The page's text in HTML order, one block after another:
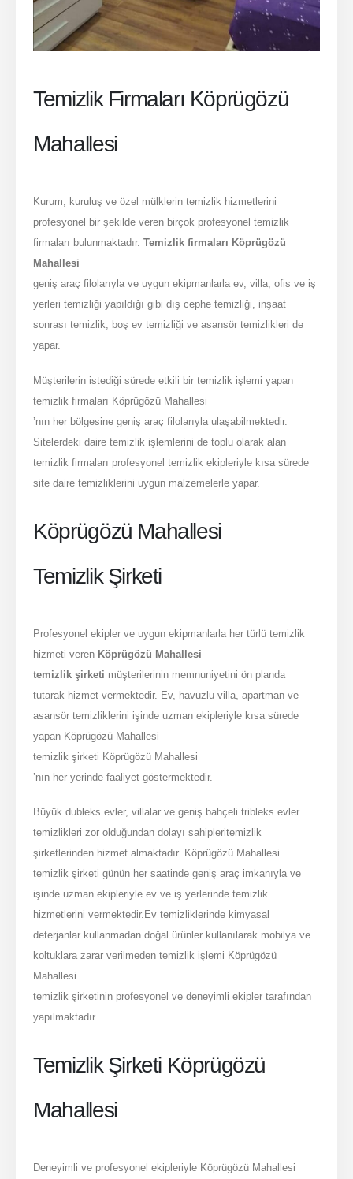
Temizlik Firmaları Köprügözü
Mahallesi
Kurum, kuruluş ve özel mülklerin temizlik hizmetlerini
profesyonel bir şekilde veren birçok profesyonel temizlik
firmaları bulunmaktadır.Temizlik firmaları Köprügözü
Mahallesi
geniş araç filolarıyla ve uygun ekipmanlarla ev, villa, ofis ve iş
yerleri temizliği yapıldığı gibi dış cephe temizliği, inşaat
sonrası temizlik, boş ev temizliği ve asansör temizlikleri de
yapar.
Müşterilerin istediği sürede etkili bir temizlik işlemi yapan
temizlik firmaları Köprügözü Mahallesi
’nın her bölgesine geniş araç filolarıyla ulaşabilmektedir.
Sitelerdeki daire temizlik işlemlerini de toplu olarak alan
temizlik firmaları profesyonel temizlik ekipleriyle kısa sürede
site daire temizliklerini uygun malzemelerle yapar.
Köprügözü Mahallesi
Temizlik Şirketi
Profesyonel ekipler ve uygun ekipmanlarla her türlü temizlik
hizmeti veren Köprügözü Mahallesi
temizlik şirketi müşterilerinin memnuniyetini ön planda
tutarak hizmet vermektedir. Ev, havuzlu villa, apartman ve
asansör temizliklerini işinde uzman ekipleriyle kısa sürede
yapan Köprügözü Mahallesi
temizlik şirketi Köprügözü Mahallesi
’nın her yerinde faaliyet göstermektedir.
Büyük dubleks evler, villalar ve geniş bahçeli tribleks evler
temizlikleri zor olduğundan dolayı sahipleritemizlik
şirketlerinden hizmet almaktadır. Köprügözü Mahallesi
temizlik şirketi günün her saatinde geniş araç imkanıyla ve
işinde uzman ekipleriyle ev ve iş yerlerinde temizlik
hizmetlerini vermektedir.Ev temizliklerinde kimyasal
deterjanlar kullanmadan doğal ürünler kullanılarak mobilya ve
koltuklara zarar verilmeden temizlik işlemi Köprügözü
Mahallesi
temizlik şirketinin profesyonel ve deneyimli ekipler tarafından
yapılmaktadır.
Temizlik Şirketi Köprügözü
Mahallesi
Deneyimli ve profesyonel ekipleriyle Köprügözü Mahallesi